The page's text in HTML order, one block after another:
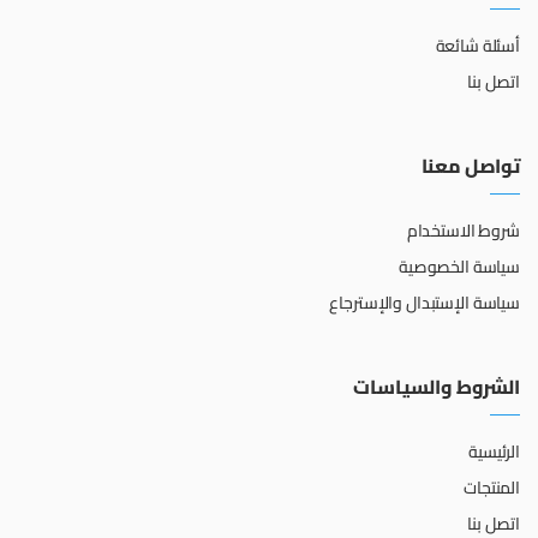
أسئلة شائعة
اتصل بنا
تواصل معنا
شروط الاستخدام
سياسة الخصوصية
سياسة الإستبدال والإسترجاع
الشروط والسياسات
الرئيسية
المنتجات
اتصل بنا